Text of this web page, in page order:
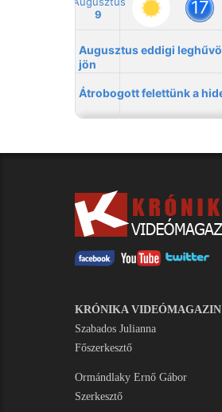
KRÓNIKA VIDEÓMAGAZIN
Szabados Julianna
Főszerkesztő
Ormándlaky Ernő Gábor
Szerkesztő